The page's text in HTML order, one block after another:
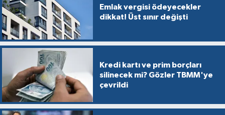
Emlak vergisi ödeyecekler
dikkat! Üst sınır değişti
Kredi kartı ve prim borçları
silinecek mi? Gözler TBMM'ye
çevrildi